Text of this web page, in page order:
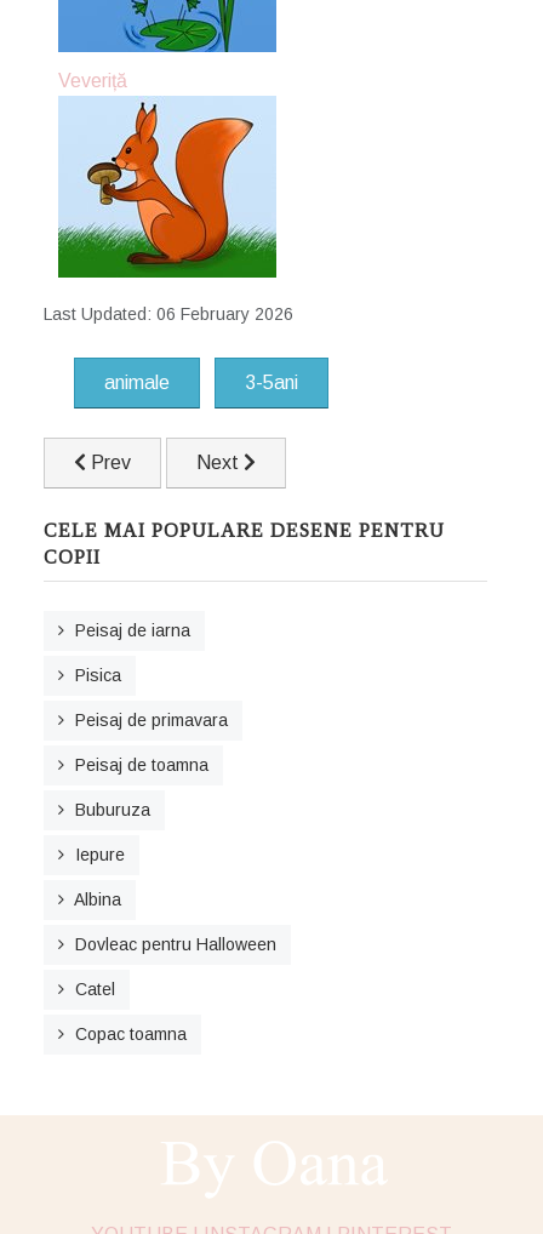
Veveriță
Last Updated: 06 February 2026
animale 3-5ani
Previous article: Barcuta cu panze pe lac
Prev Next article: Avion
Next
CELE MAI POPULARE DESENE PENTRU
COPII
Peisaj de iarna
Pisica
Peisaj de primavara
Peisaj de toamna
Buburuza
Iepure
Albina
Dovleac pentru Halloween
Catel
Copac toamna